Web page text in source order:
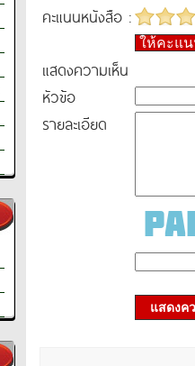
คะแนนหนังสือ :
ให้คะแ
แสดงความเห็น
หัวข้อ
รายละเอียด
แสดงค